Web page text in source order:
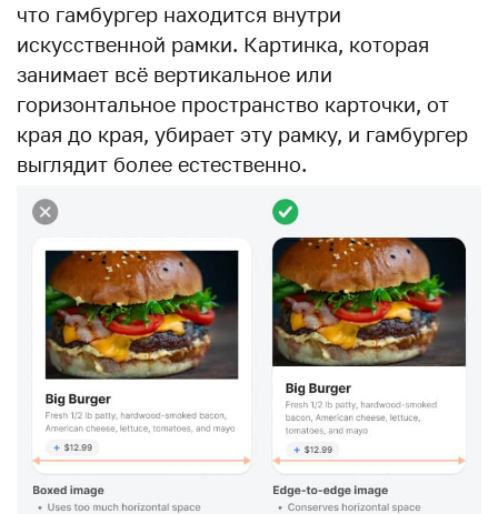
что гамбургер находится внутри
искусственной рамки. Картинка, которая
занимает всё вертикальное или
горизонтальное пространство карточки, от
края до края, убирает эту рамку, и гамбургер
выглядит более естественно.